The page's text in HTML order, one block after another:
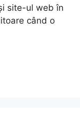
site-ul web în
când o